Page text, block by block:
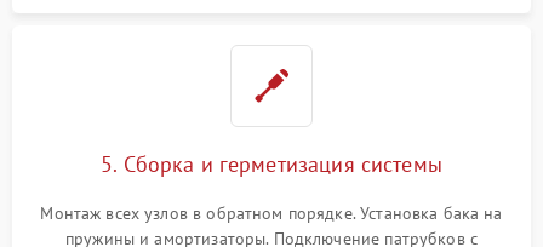
5. Сборка и герметизация системы
Монтаж всех узлов в обратном порядке. Установка бака на
пружины и амортизаторы. Подключение патрубков с